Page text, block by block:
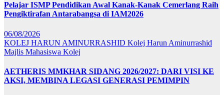
Pelajar ISMP Pendidikan Awal Kanak-Kanak Cemerlang Raih
Pengiktirafan Antarabangsa di IAM2026
06/08/2026
KOLEJ HARUN AMINURRASHID Kolej Harun Aminurrashid
Majlis Mahasiswa Kolej
AETHERIS MMKHAR SIDANG 2026/2027: DARI VISI KE
AKSI, MEMBINA LEGASI GENERASI PEMIMPIN